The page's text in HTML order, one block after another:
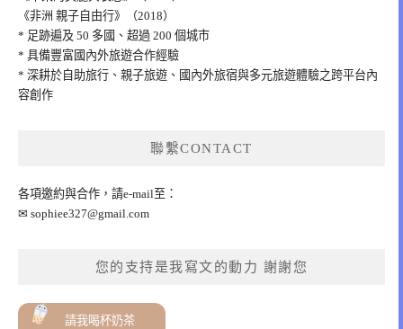
《非洲 親子自由行》（2018）
* 足跡遍及 50 多國、超過 200 個城市
* 具備豐富國內外旅遊合作經驗
* 深耕於自助旅行、親子旅遊、國內外旅宿與多元旅遊體驗之跨平台內
容創作
聯繫CONTACT
各項邀約與合作，請e-mail至：
✉ sophiee327@gmail.com
您的支持是我寫文的動力 謝謝您
請我喝杯奶茶